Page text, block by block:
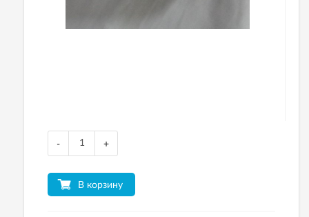
- +
В корзину